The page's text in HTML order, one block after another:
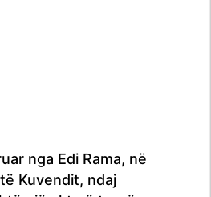
nga Edi Rama, në
Kuvendit, ndaj